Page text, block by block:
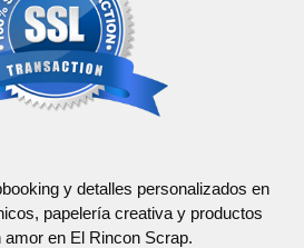
y detalles personalizados en
papelería creativa y productos
amor en El Rincon Scrap.